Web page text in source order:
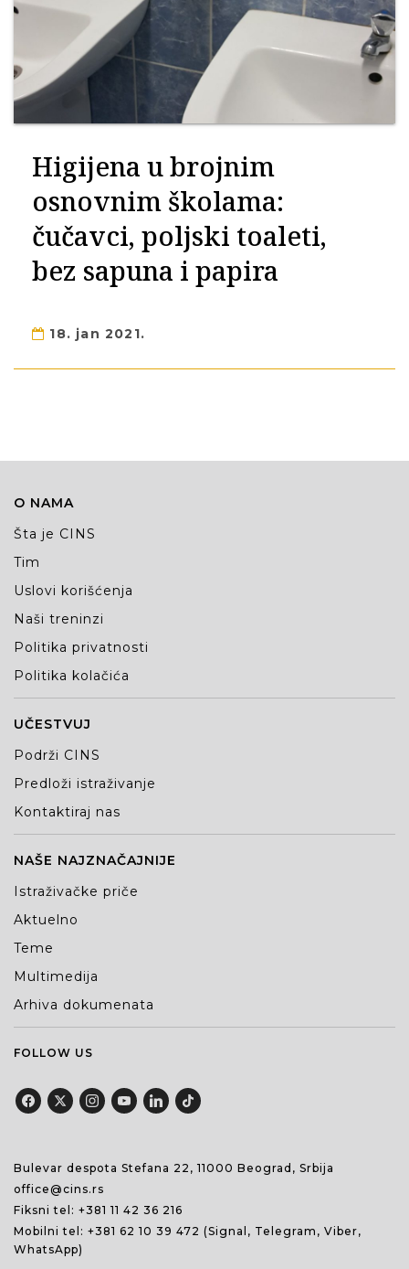
Higijena u brojnim
osnovnim školama:
čučavci, poljski toaleti,
bez sapuna i papira
18. jan 2021.
O NAMA
Šta je CINS
Tim
Uslovi korišćenja
Naši treninzi
Politika privatnosti
Politika kolačića
UČESTVUJ
Podrži CINS
Predloži istraživanje
Kontaktiraj nas
NAŠE NAJZNAČAJNIJE
Istraživačke priče
Aktuelno
Teme
Multimedija
Arhiva dokumenata
FOLLOW US
Bulevar despota Stefana 22, 11000 Beograd, Srbija
office@cins.rs
Fiksni tel: +381 11 42 36 216
Mobilni tel: +381 62 10 39 472 (Signal, Telegram, Viber,
WhatsApp)